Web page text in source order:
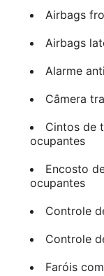
Airbags
Airbags
Alarme
Câmera
Cintos de
ocupantes
Encosto
ocupantes
Controle
Controle
Faróis